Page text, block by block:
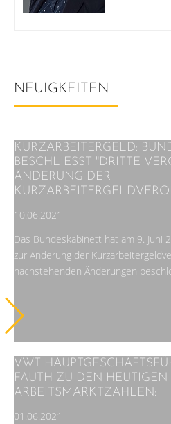
NEUIGKEITEN
KURZARBEITERGELD:
BESCHLIESST "DRITTE
NDERUNG DER K
10.06.2021
Das Bundeskabinett hat am 9. Juni
zur Änderung der
nachstehenden Änderungen
VWT-
FAUTH ZU DEN HEUTIGEN
ARBEITSMARKTZAHLEN:
01.06.2021